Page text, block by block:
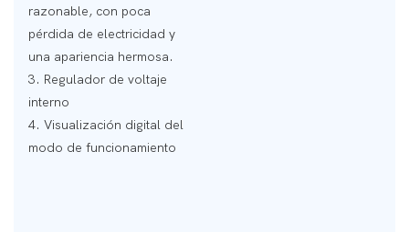
razonable, con poca
pérdida de electricidad y
una apariencia hermosa.
3. Regulador de voltaje
interno
4. Visualización digital del
modo de funcionamiento